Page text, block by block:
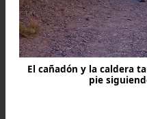
Buitrera se puede
senderos
la fauna y los
no tienen mayor
3 km y paredones